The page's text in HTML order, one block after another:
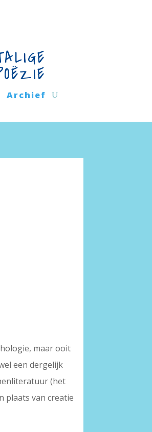
Archief
maar ooit
een dergelijk
(het
plaats van creatie